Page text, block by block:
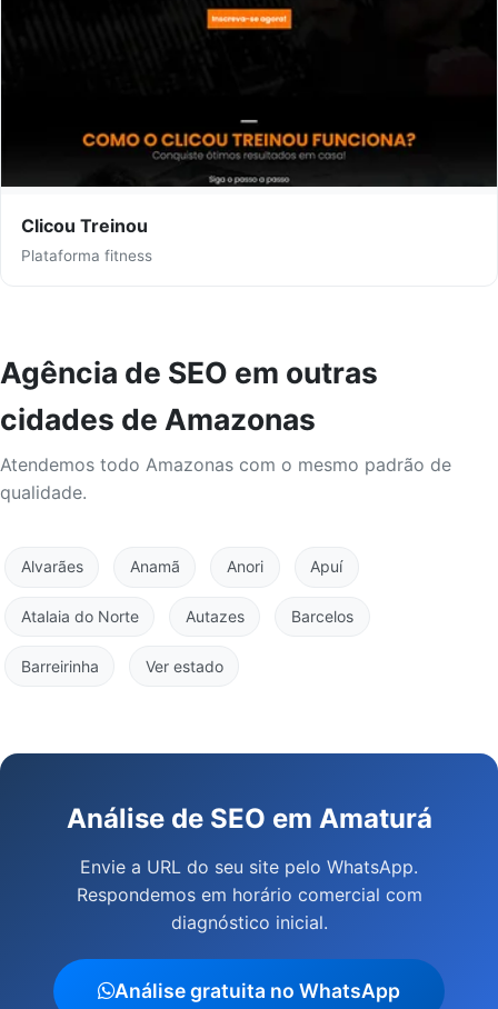
Clicou Treinou
Plataforma fitness
Agência de SEO em outras
cidades de Amazonas
Atendemos todo Amazonas com o mesmo padrão de
qualidade.
Alvarães Anamã Anori Apuí
Atalaia do Norte Autazes Barcelos
Barreirinha Ver estado
Análise de SEO em Amaturá
Envie a URL do seu site pelo WhatsApp.
Respondemos em horário comercial com
diagnóstico inicial.
Análise gratuita no WhatsApp